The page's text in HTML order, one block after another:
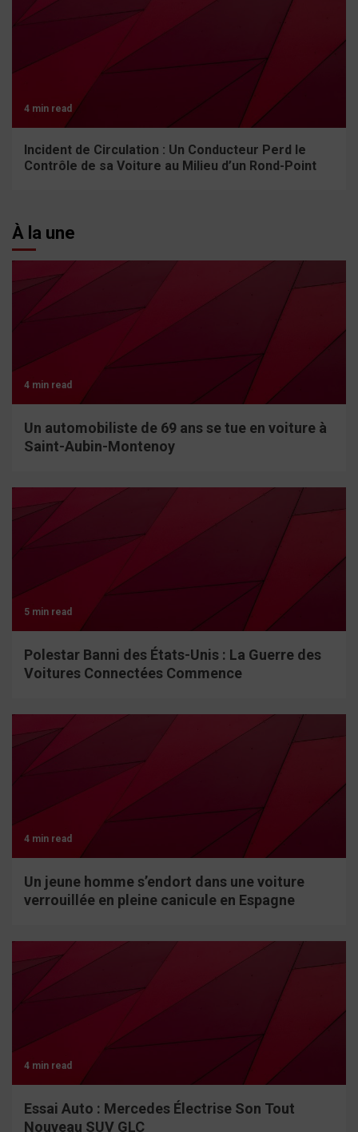
4 min read
Incident de Circulation : Un Conducteur Perd le
Contrôle de sa Voiture au Milieu d’un Rond-Point
À la une
4 min read
Un automobiliste de 69 ans se tue en voiture à
Saint-Aubin-Montenoy
5 min read
Polestar Banni des États-Unis : La Guerre des
Voitures Connectées Commence
4 min read
Un jeune homme s’endort dans une voiture
verrouillée en pleine canicule en Espagne
4 min read
Essai Auto : Mercedes Électrise Son Tout
Nouveau SUV GLC